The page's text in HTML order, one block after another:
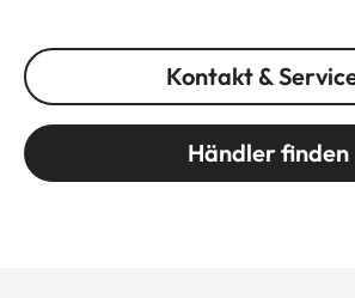
Kontakt &
Händler finden